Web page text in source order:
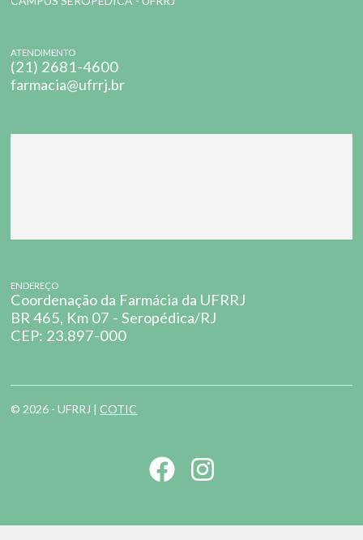
ATENDIMENTO
(21) 2681-4600
farmacia@ufrrj.br
ENDEREÇO
Coordenação da Farmácia da UFRRJ
BR 465, Km 07 - Seropédica/RJ
CEP: 23.897-000
© 2026 - UFRRJ |COTIC